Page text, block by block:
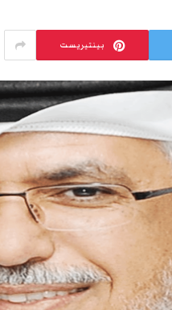
بينتيريست